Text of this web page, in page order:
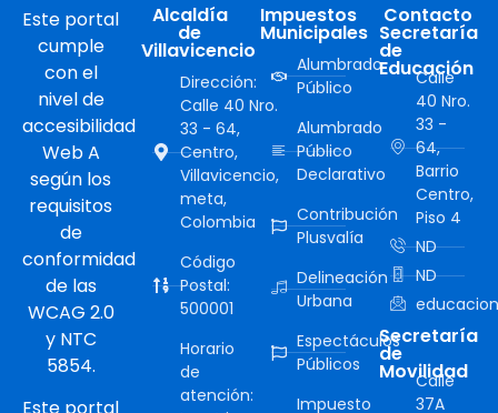
Este portal
cumple
con el
nivel de
accesibilidad
Web A
según los
requisitos
de
conformidad
de las
WCAG 2.0
y NTC
5854.
Alcaldía
de
Villavicencio
Dirección:
Calle 40 Nro.
33 - 64,
Centro,
Villavicencio,
meta,
Colombia
Código
Postal:
500001
Horario
de
atención:
Impuestos
Municipales
Alumbrado
Público
Alumbrado
Público
Declarativo
Contribución
Plusvalía
Delineación
Urbana
Espectáculos
Públicos
Impuesto
Contacto
Secretaría
de
Educación
Calle
40 Nro.
33 -
64,
Barrio
Centro,
Piso 4
ND
ND
Secretaría
de
Movilidad
Calle
37A